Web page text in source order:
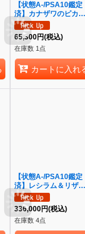
【状態A-/PSA10鑑定
済】カナザワのピカチ
ウ《P》{144/S-P}[その
他]
65,300円(税込)
在庫数 1点
カートに入れ
【状態A-/PSA10鑑定
済】レシラム＆リザー
ンGX(SA)《SR》
{097/095}[その他]
336,000円(税込)
在庫数 4点